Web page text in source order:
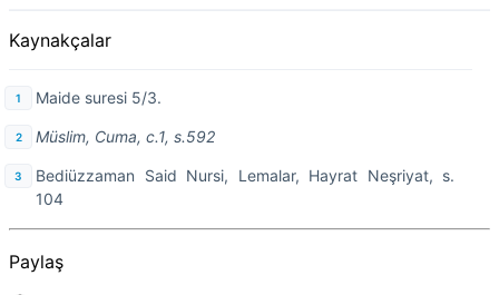
Kaynakçalar
Maide suresi 5/3.
Müslim, Cuma, c.1, s.592
Bediüzzaman Said Nursi, Lemalar, Hayrat Neşriyat, s.
104
Paylaş